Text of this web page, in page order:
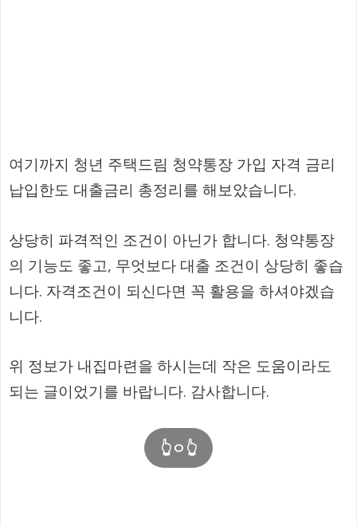
여기까지 청년 주택드림 청약통장 가입 자격 금리
납입한도 대출금리 총정리를 해보았습니다.
상당히 파격적인 조건이 아닌가 합니다. 청약통장
의 기능도 좋고, 무엇보다 대출 조건이 상당히 좋습
니다. 자격조건이 되신다면 꼭 활용을 하셔야겠습
니다.
위 정보가 내집마련을 하시는데 작은 도움이라도
되는 글이었기를 바랍니다. 감사합니다.
👆ㅇ👆